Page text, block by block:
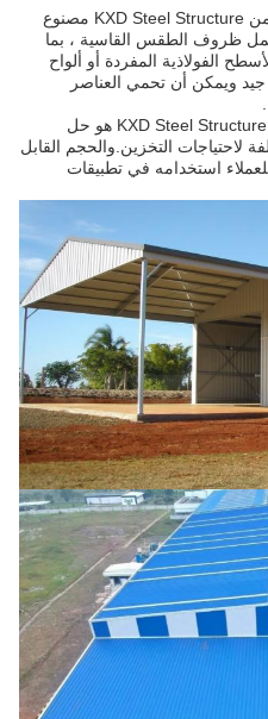
إن منتج Steel Shed Construction من KXD Steel Structure مصنوع
ظروف الطقس القاسية ، بما
الفولاذية المفردة أو ألواح
ويمكن أن تحمي العناصر
بشكل عام، فإن منتج بناء الحديد من KXD Steel Structure هو حل
لاحتياجات التخزين.والحجم القابل
استخدامه في تطبيقات